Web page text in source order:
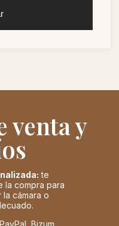
venta y
te
la compra para
cámara o
PayPal, Bizum,